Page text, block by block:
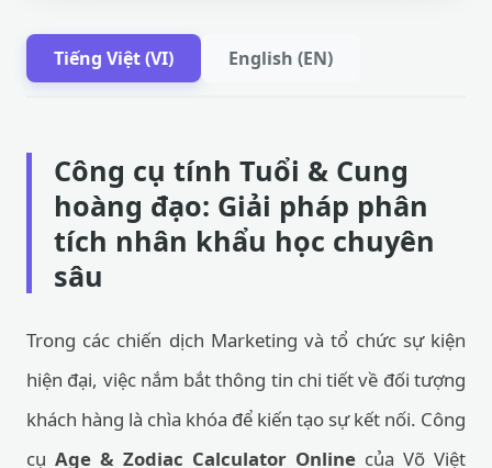
Tiếng Việt (VI) English (EN)
Công cụ tính Tuổi & Cung
hoàng đạo: Giải pháp phân
tích nhân khẩu học chuyên
sâu
Trong các chiến dịch Marketing và tổ chức sự kiện
hiện đại, việc nắm bắt thông tin chi tiết về đối tượng
khách hàng là chìa khóa để kiến tạo sự kết nối. Công
cụ Age & Zodiac Calculator Online của Võ Việt